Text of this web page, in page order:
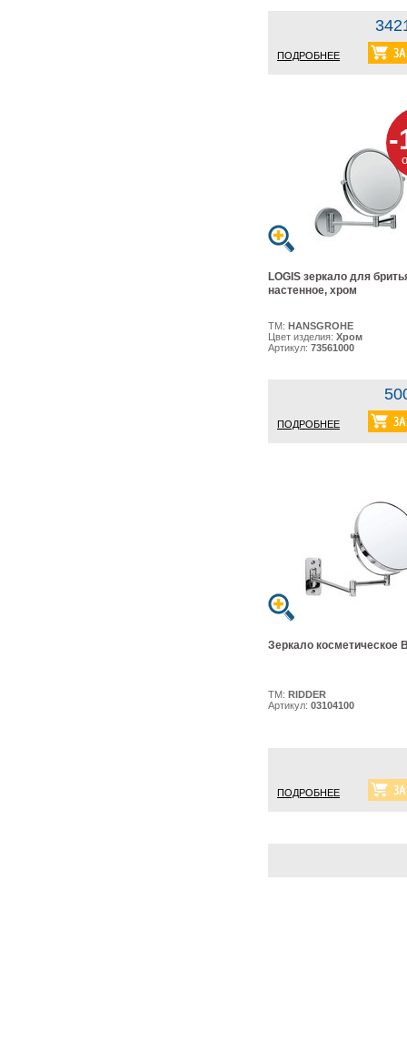
ПОДРОБНЕЕ
-
LOGIS зеркало для
настенное, хром
ТМ: HANSGROHE
Цвет изделия: Хром
Артикул: 73561000
ПОДРОБНЕЕ
Зеркало косметическое
ТМ: RIDDER
Артикул: 03104100
ПОДРОБНЕЕ